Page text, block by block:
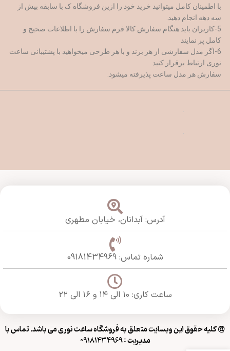
با اطمینان کامل میتوانید خرید خود را ازین فروشگاه ک با سابقه بیش از
سه دهه انجام دهید.
5-کاربران باید هنگام سفارش کالا فرم سفارش را با اطلاعات صحیح و
کامل پر نمایند
6-اگر مدل سفارشی از هر برند و با هر طرحی میخواهید با پشتیبانی ساعت
نوری ارتباط برقرار کنید
سفارش هر مدل ساعت پذیرفته میشود.
آدرس: آبدانان، خیابان مطهری
شماره تماس: 09181434969
ساعت کاری: ۱۰ الی ۱۴ و ۱۶ الی ۲۲
@ کلیه حقوق این وبسایت متعلق به فروشگاه ساعت نوری می باشد. تماس با
مدیریت : 09181434969